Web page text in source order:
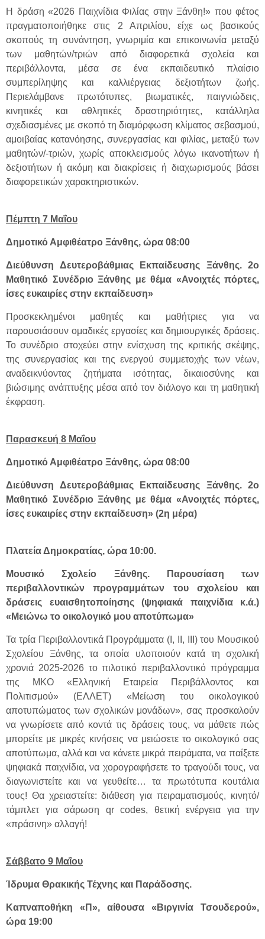
Η δράση «2026 Παιχνίδια Φιλίας στην Ξάνθη!» που φέτος
πραγματοποιήθηκε στις 2 Απριλίου, είχε ως βασικούς
σκοπούς τη συνάντηση, γνωριμία και επικοινωνία μεταξύ
των μαθητών/τριών από διαφορετικά σχολεία και
περιβάλλοντα, μέσα σε ένα εκπαιδευτικό πλαίσιο
συμπερίληψης και καλλιέργειας δεξιοτήτων ζωής.
Περιελάμβανε πρωτότυπες, βιωματικές, παιγνιώδεις,
κινητικές και αθλητικές δραστηριότητες, κατάλληλα
σχεδιασμένες με σκοπό τη διαμόρφωση κλίματος σεβασμού,
αμοιβαίας κατανόησης, συνεργασίας και φιλίας, μεταξύ των
μαθητών/-τριών, χωρίς αποκλεισμούς λόγω ικανοτήτων ή
δεξιοτήτων ή ακόμη και διακρίσεις ή διαχωρισμούς βάσει
διαφορετικών χαρακτηριστικών.
Πέμπτη 7 Μαΐου
Δημοτικό Αμφιθέατρο Ξάνθης, ώρα 08:00
Διεύθυνση Δευτεροβάθμιας Εκπαίδευσης Ξάνθης. 2ο
Μαθητικό Συνέδριο Ξάνθης με θέμα «Ανοιχτές πόρτες,
ίσες ευκαιρίες στην εκπαίδευση»
Προσκεκλημένοι μαθητές και μαθήτριες για να
παρουσιάσουν ομαδικές εργασίες και δημιουργικές δράσεις.
Το συνέδριο στοχεύει στην ενίσχυση της κριτικής σκέψης,
της συνεργασίας και της ενεργού συμμετοχής των νέων,
αναδεικνύοντας ζητήματα ισότητας, δικαιοσύνης και
βιώσιμης ανάπτυξης μέσα από τον διάλογο και τη μαθητική
έκφραση.
Παρασκευή 8 Μαΐου
Δημοτικό Αμφιθέατρο Ξάνθης, ώρα 08:00
Διεύθυνση Δευτεροβάθμιας Εκπαίδευσης Ξάνθης. 2ο
Μαθητικό Συνέδριο Ξάνθης με θέμα «Ανοιχτές πόρτες,
ίσες ευκαιρίες στην εκπαίδευση» (2η μέρα)
Πλατεία Δημοκρατίας, ώρα 10:00.
Μουσικό Σχολείο Ξάνθης. Παρουσίαση των
περιβαλλοντικών προγραμμάτων του σχολείου και
δράσεις ευαισθητοποίησης (ψηφιακά παιχνίδια κ.ά.)
«Μειώνω το οικολογικό μου αποτύπωμα»
Τα τρία Περιβαλλοντικά Προγράμματα (Ι, ΙΙ, ΙΙΙ) του Μουσικού
Σχολείου Ξάνθης, τα οποία υλοποιούν κατά τη σχολική
χρονιά 2025-2026 το πιλοτικό περιβαλλοντικό πρόγραμμα
της ΜΚΟ «Ελληνική Εταιρεία Περιβάλλοντος και
Πολιτισμού» (ΕΛΛΕΤ) «Μείωση του οικολογικού
αποτυπώματος των σχολικών μονάδων», σας προσκαλούν
να γνωρίσετε από κοντά τις δράσεις τους, να μάθετε πώς
μπορείτε με μικρές κινήσεις να μειώσετε το οικολογικό σας
αποτύπωμα, αλλά και να κάνετε μικρά πειράματα, να παίξετε
ψηφιακά παιχνίδια, να χορογραφήσετε το τραγούδι τους, να
διαγωνιστείτε και να γευθείτε… τα πρωτότυπα κουτάλια
τους! Θα χρειαστείτε: διάθεση για πειραματισμούς, κινητό/
τάμπλετ για σάρωση qr codes, θετική ενέργεια για την
«πράσινη» αλλαγή!
Σάββατο 9 Μαΐου
Ίδρυμα Θρακικής Τέχνης και Παράδοσης.
Καπναποθήκη «Π», αίθουσα «Βιργινία Τσουδερού»,
ώρα 19:00